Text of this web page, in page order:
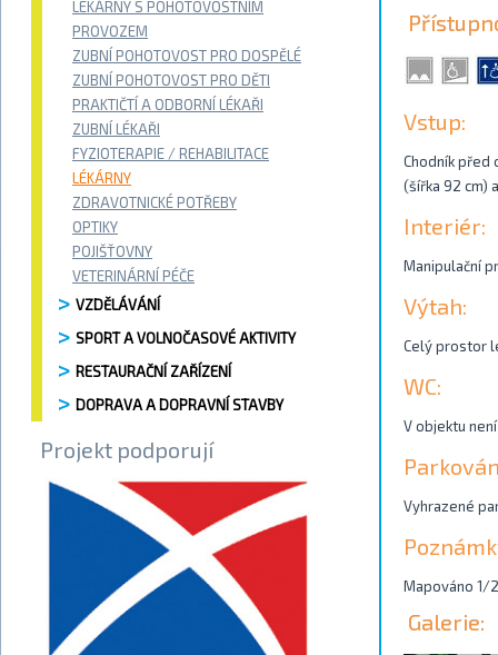
LÉKÁRNY S POHOTOVOSTNÍM
PROVOZEM
ZUBNÍ POHOTOVOST PRO DOSPĚLÉ
ZUBNÍ POHOTOVOST PRO DĚTI
PRAKTIČTÍ A ODBORNÍ LÉKAŘI
ZUBNÍ LÉKAŘI
FYZIOTERAPIE / REHABILITACE
LÉKÁRNY
ZDRAVOTNICKÉ POTŘEBY
OPTIKY
POJIŠŤOVNY
VETERINÁRNÍ PÉČE
VZDĚLÁVÁNÍ
SPORT A VOLNOČASOVÉ AKTIVITY
RESTAURAČNÍ ZAŘÍZENÍ
DOPRAVA A DOPRAVNÍ STAVBY
Projekt podporují
Vstup:
Chodník před
(šířka 92 cm)
Interiér:
Manipulační
Výtah:
Celý prostor
WC:
V objektu
Vyhrazené
Mapováno 1/
Galerie: